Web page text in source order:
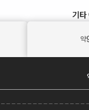
기타
약